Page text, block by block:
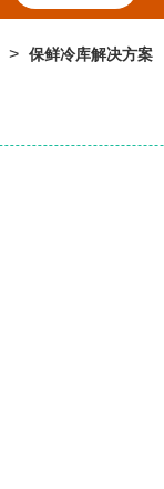
> 保鲜冷库解决方案